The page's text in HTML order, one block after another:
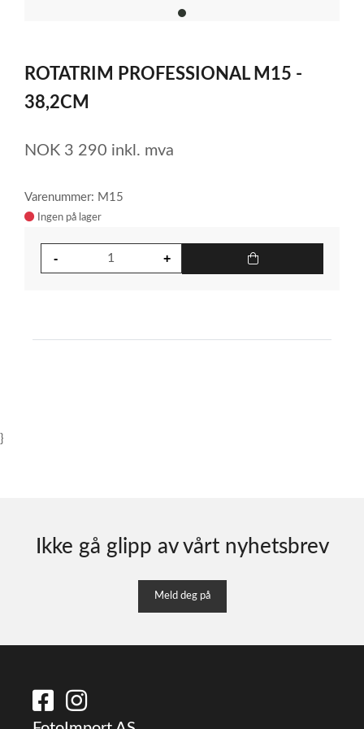
item
of
1
ROTATRIM PROFESSIONAL M15 -
38,2CM
NOK 3 290 inkl. mva
Varenummer: M15
Ingen på lager
}
Ikke gå glipp av vårt nyhetsbrev
Meld deg på